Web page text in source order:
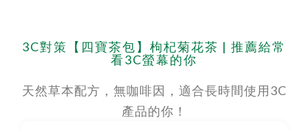
3C對策【四寶茶包】枸杞菊花茶 | 推薦給常
看3C螢幕的你
天然草本配方，無咖啡因，適合長時間使用3C
產品的你！